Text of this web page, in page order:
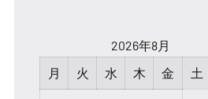
2026年8月
月
火 水 木 金 土